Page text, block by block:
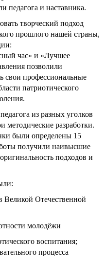
педагога и наставника.
творческий подход
прошлого нашей страны,
час» и «Лучшее
позволили
свои профессиональные
патриотического
из разных уголков
методические разработки.
были определены 15
получили наивысшие
подходов и
Великой Отечественной
молодёжи
воспитания;
процесса